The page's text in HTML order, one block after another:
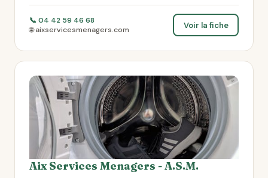
📞 04 42 59 46 68
🌐 aixservicesmenagers.com
Voir la fiche
Aix Services Menagers - A.S.M.